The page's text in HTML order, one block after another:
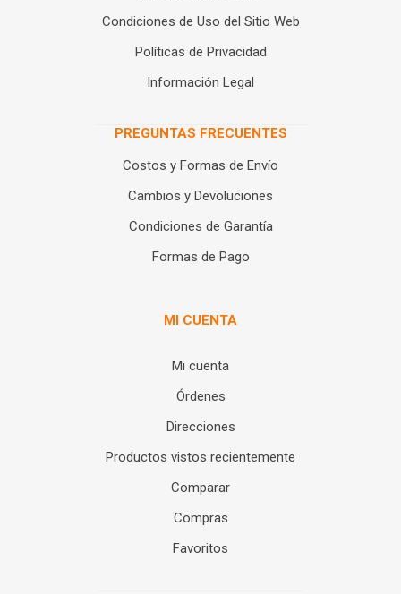
Condiciones de Uso del Sitio Web
Políticas de Privacidad
Información Legal
PREGUNTAS FRECUENTES
Costos y Formas de Envío
Cambios y Devoluciones
Condiciones de Garantía
Formas de Pago
MI CUENTA
Mi cuenta
Órdenes
Direcciones
Productos vistos recientemente
Comparar
Compras
Favoritos